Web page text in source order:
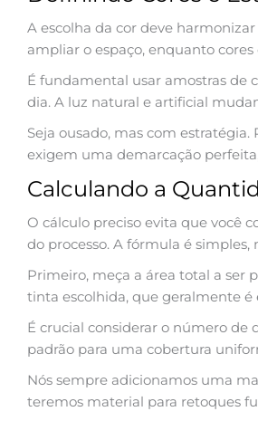
A escolha da cor deve
ampliar o espaço, enquanto cores
É fundamental usar amostras de
dia. A luz natural e artificial
Seja ousado, mas com
exigem uma demarcação
Calculando a
O cálculo preciso evita que você
do processo. A fórmula é simples,
Primeiro, meça a área total a ser
tinta escolhida, que geralmente
É crucial considerar o número de
padrão para uma cobertura
Nós sempre adicionamos uma
teremos material para retoques